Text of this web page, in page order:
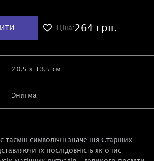
Ціна:264 грн.
20,5 х 13,5 см
Энигма
таємні символічні значення Старших
їх послідовність як опис